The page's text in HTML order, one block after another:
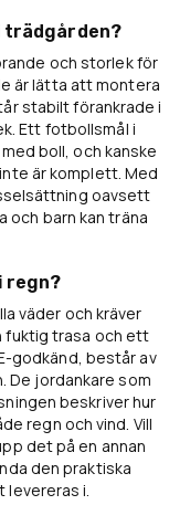
trädgården?
och storlek för
är lätta att montera
stabilt förankrade i
Ett fotbollsmål i
boll, och kanske
är komplett. Med
oavsett
och barn kan träna
regn?
väder och kräver
fuktig trasa och ett
godkänd, består av
De jordankare som
beskriver hur
regn och vind. Vill
det på en annan
den praktiska
levereras i.